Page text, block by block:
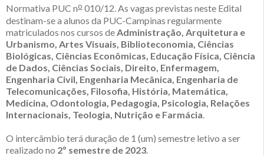
Normativa PUC no 010/12. As vagas previstas neste Edital
destinam-se a alunos da PUC-Campinas regularmente
matriculados nos cursos de Administração, Arquitetura e
Urbanismo, Artes Visuais, Biblioteconomia, Ciências
Biológicas, Ciências Econômicas, Educação Física, Ciência
de Dados, Ciências Sociais, Direito, Enfermagem,
Engenharia Civil, Engenharia Mecânica, Engenharia de
Telecomunicações, Filosofia, História, Matemática,
Medicina, Odontologia, Pedagogia, Psicologia, Relações
Internacionais, Teologia, Nutrição e Farmácia
O intercâmbio terá duração de 1 (um) semestre letivo a ser
realizado no 2º semestre de 2023